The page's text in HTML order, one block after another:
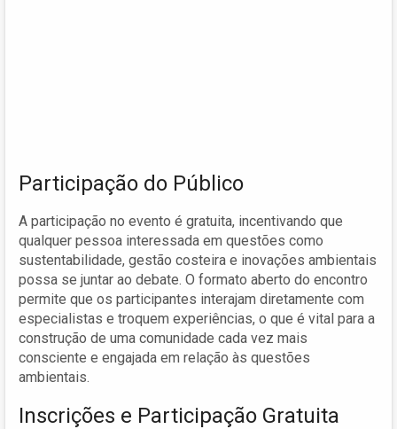
Participação do Público
A participação no evento é gratuita, incentivando que
qualquer pessoa interessada em questões como
sustentabilidade, gestão costeira e inovações ambientais
possa se juntar ao debate. O formato aberto do encontro
permite que os participantes interajam diretamente com
especialistas e troquem experiências, o que é vital para a
construção de uma comunidade cada vez mais
consciente e engajada em relação às questões
ambientais.
Inscrições e Participação Gratuita